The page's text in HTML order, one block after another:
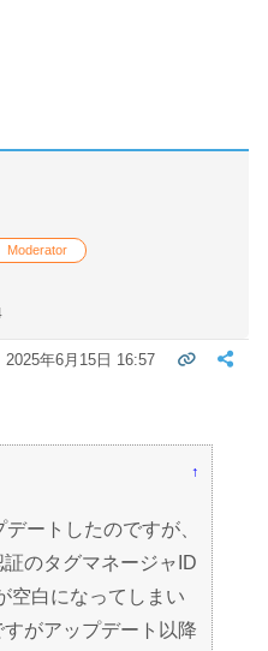
Moderator
2025年6月15日 16:57
↑
ートしたのですが、
のタグマネージャID
空白になってしまい
がアップデート以降